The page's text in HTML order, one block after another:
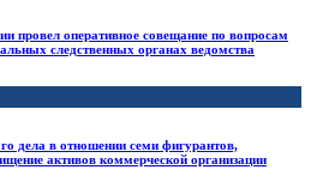
провел оперативное совещание по вопросам
следственных органах ведомства
дела в отношении семи фигурантов,
активов коммерческой организации